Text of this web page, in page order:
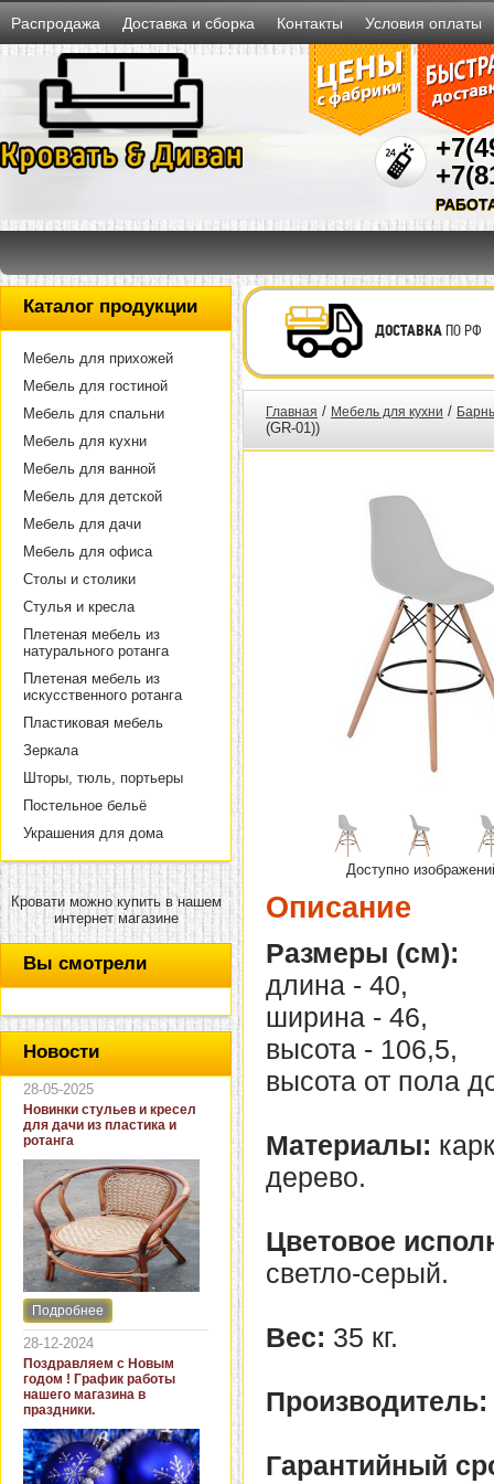
Распродажа Доставка и сборка Контакты Условия оплаты
Каталог продукции
Мебель для прихожей
Мебель для гостиной
Мебель для спальни
Мебель для кухни
Мебель для ванной
Мебель для детской
Мебель для дачи
Мебель для офиса
Столы и столики
Стулья и кресла
Плетеная мебель из
натурального ротанга
Плетеная мебель из
искусственного ротанга
Пластиковая мебель
Зеркала
Шторы, тюль, портьеры
Постельное бельё
Украшения для дома
Кровати можно купить в нашем
интернет магазине
Вы смотрели
Новости
28-05-2025
Новинки стульев и кресел
для дачи из пластика и
ротанга
Интернет-магазин "Кровать
и диван" представляет
новинки стульев и кресел
для дачи. В ассортименте
представлены как
бюджетные модели из
пластика для дачи, так и
кресла для загородных
домов из натурального и
искусственного ротанга.
Подробнее
28-12-2024
Поздравляем с Новым
годом ! График работы
нашего магазина в
праздники.
ДОСТАВКАПО РФ
Главная / Мебель для кухни /
(GR-01))
Доступно
Описание
Размеры (см):
длина - 40,
ширина - 46,
высота - 106,5,
высота от пола
Материалы:
дерево.
Цветовое
светло-серый.
Вес: 35 кг.
Производитель:
Гарантийный